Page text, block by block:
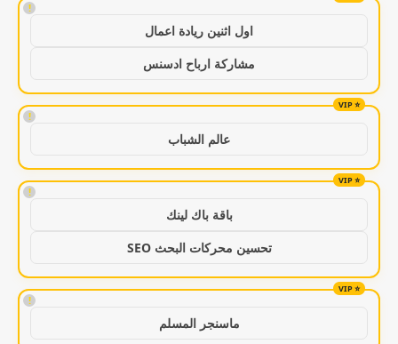
!
اول اثنين ريادة اعمال
مشاركة ارباح ادسنس
!
عالم الشباب
!
باقة باك لينك
تحسين محركات البحث SEO
!
ماسنجر المسلم